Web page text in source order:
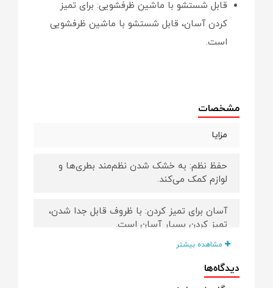
قابل شستشو با ماشین ظرفشویی: برای تمیز
کردن آسان، قابل شستشو با ماشین ظرفشویی
است.
مشخصات
مزایا
حفظ نظم: به خشک شدن نظم‌مند بطری‌ها و
لوازم کمک می‌کند.
آسان برای تمیز کردن: با ظروف قابل جدا شدن،
تمیز کردن بسیار آسان است.
آشپزخانه‌های کوچک.
مشاهده بیشتر
دیدگاه‌ها